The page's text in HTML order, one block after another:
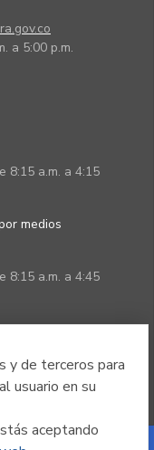
y de terceros para
usuario en su
aceptando
a 5:00 p.m.
8:15 a.m. a 4:15
medios
8:15 a.m. a 4:45